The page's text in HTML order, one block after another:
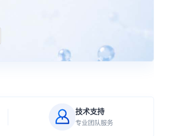
技术支持
专业团队服务